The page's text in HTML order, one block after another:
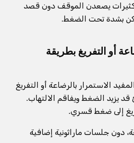
كثيرات يصعدن الموقف دون قصد
بشدة تحت الضغط.
أو التفريغ بطريقة
الاستمرار بالرضاعة أو التفريغ
يزيد الضغط ويفاقم الالتهاب.
إلى ضغط قسري.
دون جلسات ماراثونية إضافية